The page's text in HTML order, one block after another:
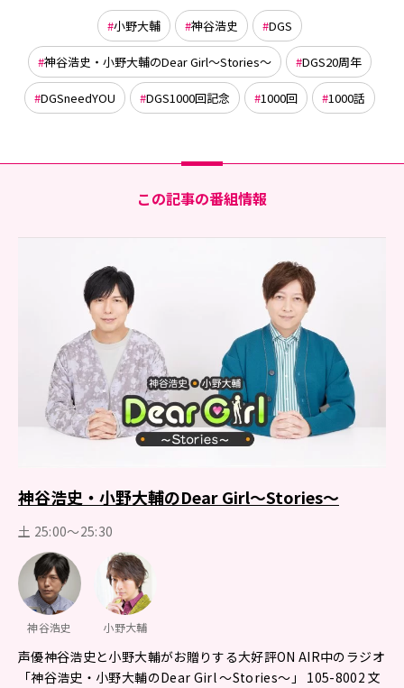
小野大輔 神谷浩史 DGS
神谷浩史・小野大輔のDear Girl〜Stories〜 DGS20周年
DGSneedYOU DGS1000回記念 1000回 1000話
この記事の番組情報
神谷浩史・小野大輔のDear Girl～Stories～
土 25:00～25:30
神谷浩史 小野大輔
声優神谷浩史と小野大輔がお贈りする大好評ON AIR中のラジオ
「神谷浩史・小野大輔のDear Girl ～Stories～」 105-8002 文